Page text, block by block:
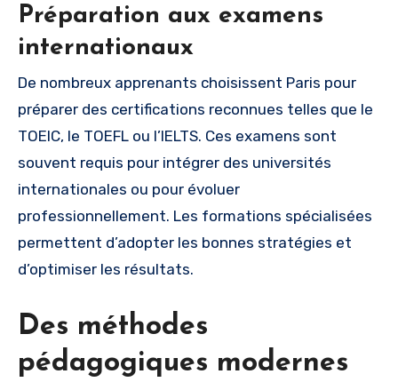
Préparation aux examens
internationaux
De nombreux apprenants choisissent Paris pour
préparer des certifications reconnues telles que le
TOEIC, le TOEFL ou l’IELTS. Ces examens sont
souvent requis pour intégrer des universités
internationales ou pour évoluer
professionnellement. Les formations spécialisées
permettent d’adopter les bonnes stratégies et
d’optimiser les résultats.
Des méthodes
pédagogiques modernes